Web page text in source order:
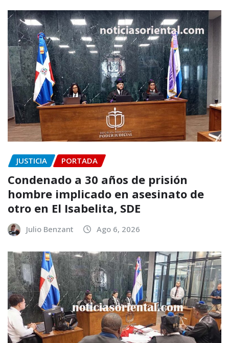
JUSTICIA PORTADA
Condenado a 30 años de prisión
hombre implicado en asesinato de
otro en El Isabelita, SDE
Julio Benzant Ago 6, 2026